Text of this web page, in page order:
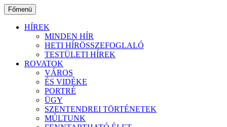
Ugrás
a
tartalomhoz
Főmenü
HÍREK
MINDEN HÍR
HETI HÍRÖSSZEFOGLALÓ
TESTÜLETI HÍREK
ROVATOK
VÁROS
ÉS VIDÉKE
PORTRÉ
ÜGY
SZENTENDREI TÖRTÉNETEK
MÚLTUNK